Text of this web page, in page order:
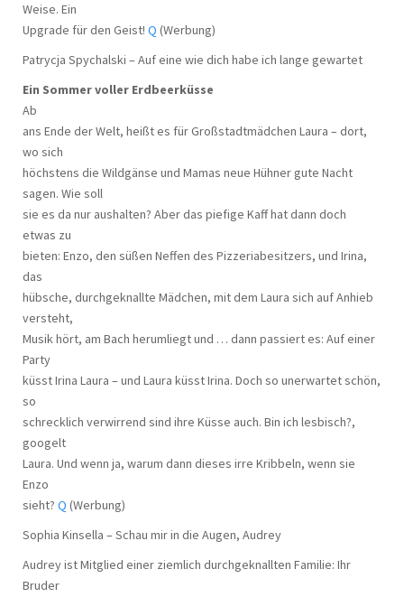
Weise. Ein
Upgrade für den Geist! Q (Werbung)
Patrycja Spychalski – Auf eine wie dich habe ich lange gewartet
Ein Sommer voller Erdbeerküsse
Ab
ans Ende der Welt, heißt es für Großstadtmädchen Laura – dort,
wo sich
höchstens die Wildgänse und Mamas neue Hühner gute Nacht
sagen. Wie soll
sie es da nur aushalten? Aber das piefige Kaff hat dann doch
etwas zu
bieten: Enzo, den süßen Neffen des Pizzeriabesitzers, und Irina,
das
hübsche, durchgeknallte Mädchen, mit dem Laura sich auf Anhieb
versteht,
Musik hört, am Bach herumliegt und … dann passiert es: Auf einer
Party
küsst Irina Laura – und Laura küsst Irina. Doch so unerwartet schön,
so
schrecklich verwirrend sind ihre Küsse auch. Bin ich lesbisch?,
googelt
Laura. Und wenn ja, warum dann dieses irre Kribbeln, wenn sie
Enzo
sieht? Q (Werbung)
Sophia Kinsella – Schau mir in die Augen, Audrey
Audrey ist Mitglied einer ziemlich durchgeknallten Familie: Ihr
Bruder